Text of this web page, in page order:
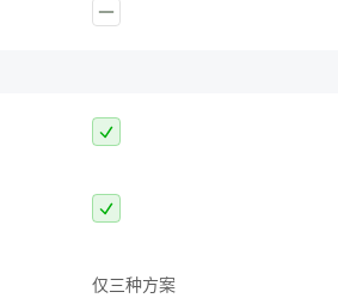
仅三种方案